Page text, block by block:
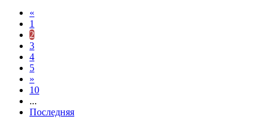
«
1
2
3
4
5
»
10
...
Последняя